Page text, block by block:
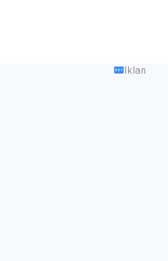
Iklan